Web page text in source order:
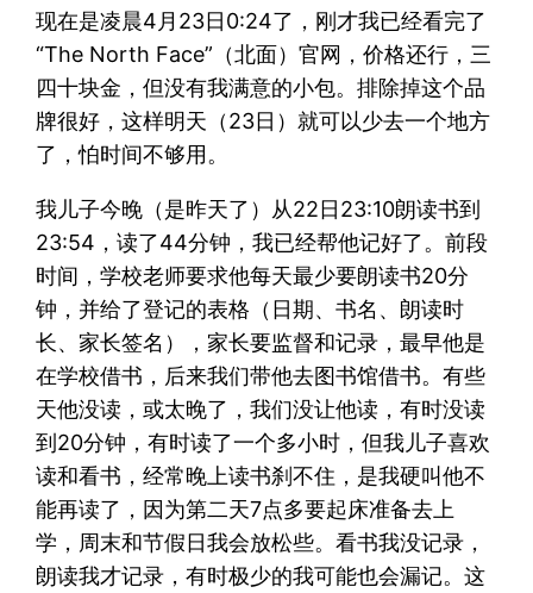
现在是凌晨4月23日0:24了，刚才我已经看完了
“The North Face”（北面）官网，价格还行，三
四十块金，但没有我满意的小包。排除掉这个品
牌很好，这样明天（23日）就可以少去一个地方
了，怕时间不够用。
我儿子今晚（是昨天了）从22日23:10朗读书到
23:54，读了44分钟，我已经帮他记好了。前段
时间，学校老师要求他每天最少要朗读书20分
钟，并给了登记的表格（日期、书名、朗读时
长、家长签名），家长要监督和记录，最早他是
在学校借书，后来我们带他去图书馆借书。有些
天他没读，或太晚了，我们没让他读，有时没读
到20分钟，有时读了一个多小时，但我儿子喜欢
读和看书，经常晚上读书刹不住，是我硬叫他不
能再读了，因为第二天7点多要起床准备去上
学，周末和节假日我会放松些。看书我没记录，
朗读我才记录，有时极少的我可能也会漏记。这